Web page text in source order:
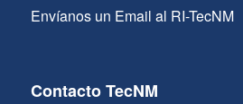
Envíanos un Email al RI-TecNM
Contacto TecNM